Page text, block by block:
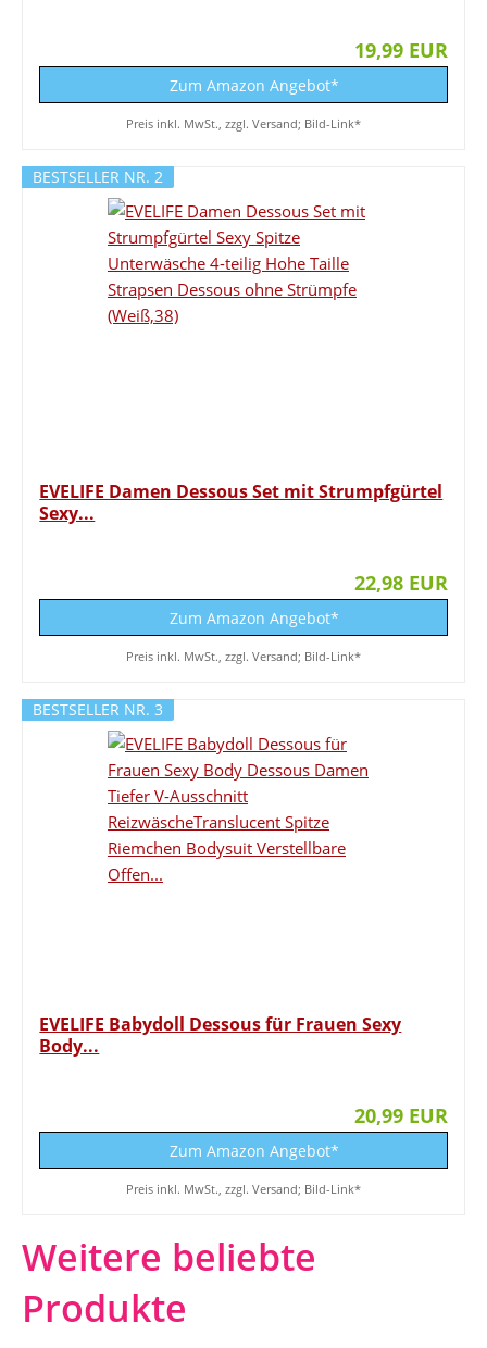
19,99 EUR
Zum Amazon Angebot*
Preis inkl. MwSt., zzgl. Versand; Bild-Link*
BESTSELLER NR. 2
EVELIFE Damen Dessous Set mit Strumpfgürtel
Sexy...
22,98 EUR
Zum Amazon Angebot*
Preis inkl. MwSt., zzgl. Versand; Bild-Link*
BESTSELLER NR. 3
EVELIFE Babydoll Dessous für Frauen Sexy
Body...
20,99 EUR
Zum Amazon Angebot*
Preis inkl. MwSt., zzgl. Versand; Bild-Link*
Weitere beliebte
Produkte